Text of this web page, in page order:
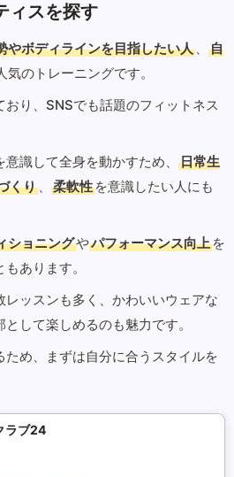
ィスを探す
やボディラインを目指したい人 、
自
気のトレーニングです。
り、SNSでも話題のフィットネス
識して全身を動かすため、
日常生
くり 、 柔軟性 を意識したい人にも
ショニングやパフォーマンス向上 を
あります。
ッスンも多く、かわいいウェアな
して楽しめるのも魅力です。
め、まずは自分に合うスタイルを
ラブ24